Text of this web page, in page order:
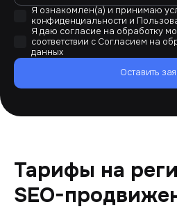
Я ознакомлен(а) и принимаю
конфиденциальности и
Я даю согласие на обработку
соответствии с Согласием на
данных
Оставить
Тарифы на
SEO-